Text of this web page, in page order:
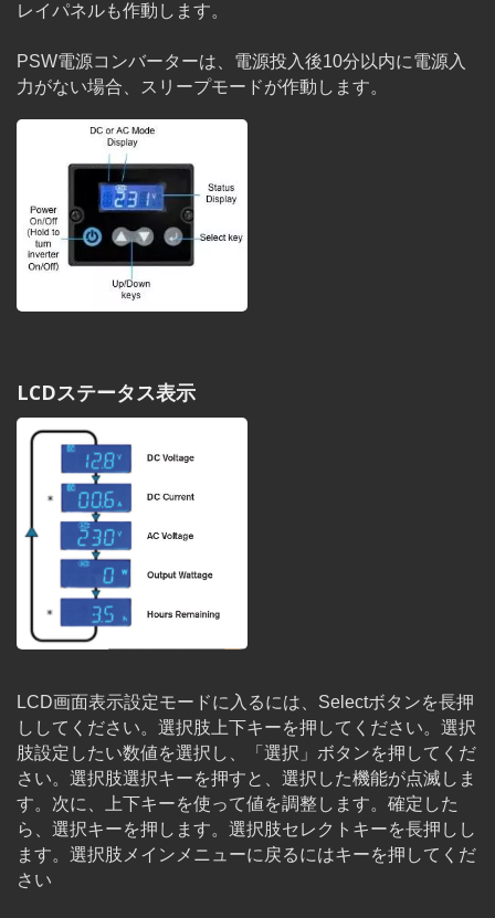
レイパネルも作動します。
PSW電源コンバーターは、電源投入後10分以内に電源入
力がない場合、スリープモードが作動します。
LCDステータス表示
LCD画面表示設定モードに入るには、Selectボタンを長押
ししてください。選択肢上下キーを押してください。選択
肢設定したい数値を選択し、「選択」ボタンを押してくだ
さい。選択肢選択キーを押すと、選択した機能が点滅しま
す。次に、上下キーを使って値を調整します。確定した
ら、選択キーを押します。選択肢セレクトキーを長押しし
ます。選択肢メインメニューに戻るにはキーを押してくだ
さい